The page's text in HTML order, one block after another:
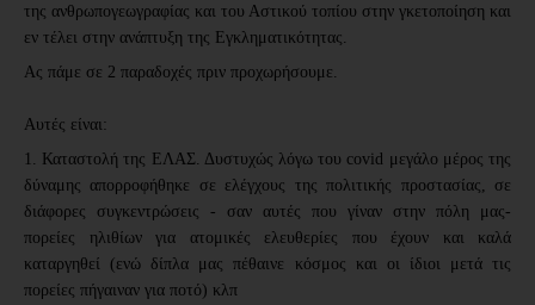
της ανθρωπογεωγραφίας και του Αστικού τοπίου στην γκετοποίηση και
εν τέλει στην ανάπτυξη της Εγκληματικότητας.
Ας πάμε σε 2 παραδοχές πριν προχωρήσουμε.
Αυτές είναι:
1. Καταστολή της ΕΛΑΣ. Δυστυχώς λόγω του covid μεγάλο μέρος της
δύναμης απορροφήθηκε σε ελέγχους της πολιτικής προστασίας, σε
διάφορες συγκεντρώσεις - σαν αυτές που γίναν στην πόλη μας-
πορείες ηλιθίων για ατομικές ελευθερίες που έχουν και καλά
καταργηθεί (ενώ δίπλα μας πέθαινε κόσμος και οι ίδιοι μετά τις
πορείες πήγαιναν για ποτό) κλπ